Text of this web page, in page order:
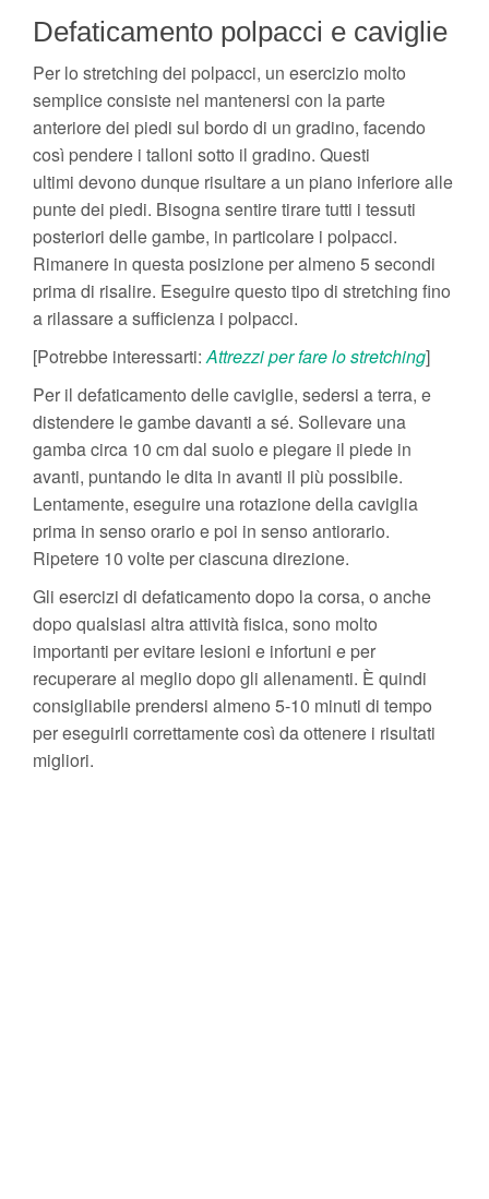
Defaticamento polpacci e caviglie
Per lo stretching dei polpacci, un esercizio molto
semplice consiste nel mantenersi con la parte
anteriore dei piedi sul bordo di un gradino, facendo
così pendere i talloni sotto il gradino. Questi
ultimi devono dunque risultare a un piano inferiore alle
punte dei piedi. Bisogna sentire tirare tutti i tessuti
posteriori delle gambe, in particolare i polpacci.
Rimanere in questa posizione per almeno 5 secondi
prima di risalire. Eseguire questo tipo di stretching fino
a rilassare a sufficienza i polpacci.
[Potrebbe interessarti: Attrezzi per fare lo stretching]
Per il defaticamento delle caviglie, sedersi a terra, e
distendere le gambe davanti a sé. Sollevare una
gamba circa 10 cm dal suolo e piegare il piede in
avanti, puntando le dita in avanti il più possibile.
Lentamente, eseguire una rotazione della caviglia
prima in senso orario e poi in senso antiorario.
Ripetere 10 volte per ciascuna direzione.
Gli esercizi di defaticamento dopo la corsa, o anche
dopo qualsiasi altra attività fisica, sono molto
importanti per evitare lesioni e infortuni e per
recuperare al meglio dopo gli allenamenti. È quindi
consigliabile prendersi almeno 5-10 minuti di tempo
per eseguirli correttamente così da ottenere i risultati
migliori.